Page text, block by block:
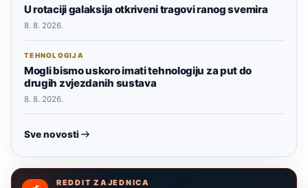
U rotaciji galaksija otkriveni tragovi ranog svemira
8. 8. 2026.
TEHNOLOGIJA
Mogli bismo uskoro imati tehnologiju za put do
drugih zvjezdanih sustava
8. 8. 2026.
Sve novosti
REDDIT ZAJEDNICA